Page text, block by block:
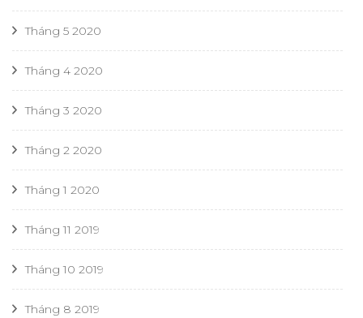
Tháng 5 2020
Tháng 4 2020
Tháng 3 2020
Tháng 2 2020
Tháng 1 2020
Tháng 11 2019
Tháng 10 2019
Tháng 8 2019